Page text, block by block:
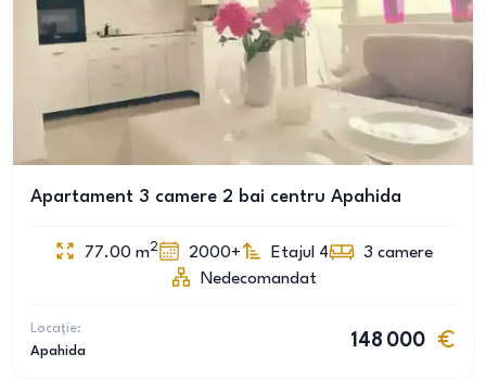
Apartament 3 camere 2 bai centru Apahida
77.00 m2 2000+ Etajul 4 3 camere
Nedecomandat
Locație:
Apahida
148 000